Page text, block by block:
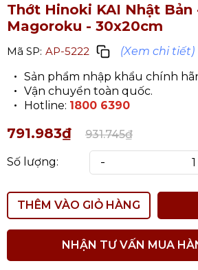
Thớt Hinoki KAI Nhật Bản
Magoroku - 30x20cm
Mã SP: AP-5222
(Xem chi tiết)
Sản phẩm nhập khẩu chính
Vận chuyển toàn quốc.
Hotline: 1800 6390
791.983₫ 931.745₫
Số lượng: -
THÊM VÀO GIỎ HÀNG
NHẬN TƯ VẤN MUA